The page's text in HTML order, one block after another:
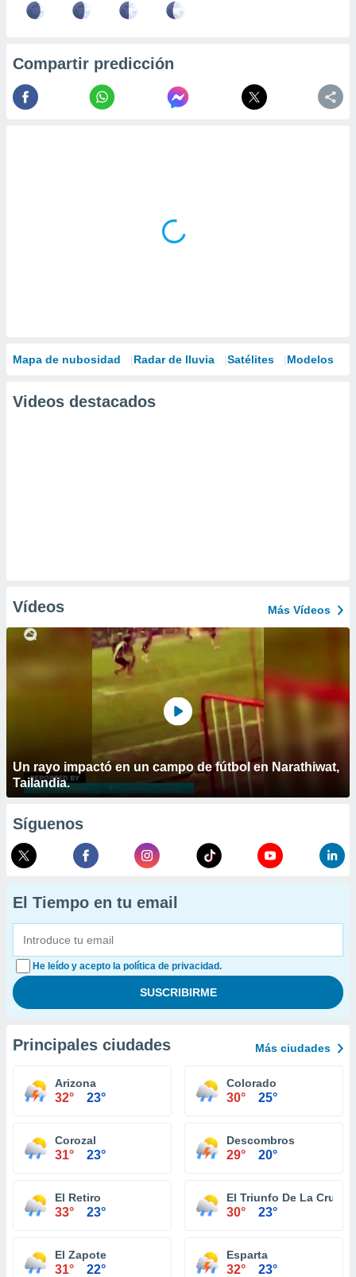
Compartir predicción
Mapa de nubosidad Radar de lluvia Satélites Modelos
Videos destacados
Vídeos Más Vídeos
Un rayo impactó en un campo de fútbol en Narathiwat,
Tailandia.
Síguenos
El Tiempo en tu email
He leído y acepto la política de privacidad.
Principales ciudades Más ciudades
Arizona
32° 23°
Colorado
30° 25°
Corozal
31° 23°
Descombros
29° 20°
El Retiro
33° 23°
El Triunfo De La Cruz
30° 23°
El Zapote
31° 22°
Esparta
32° 23°